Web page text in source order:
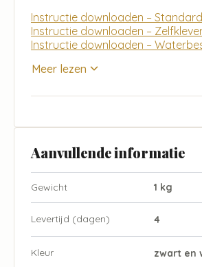
Instructie downloaden –
Instructie downloaden –
Instructie downloaden –
Meer lezen
Aanvullende informatie
Gewicht 1 kg
Levertijd (dagen) 4
Kleur zwart en